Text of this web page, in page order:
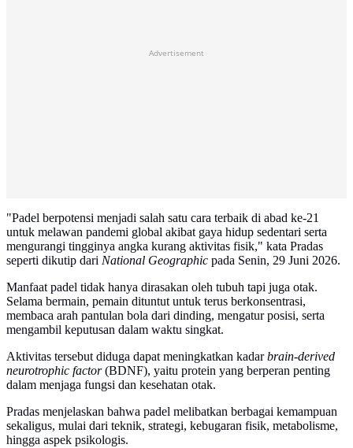
Advertisement
"Padel berpotensi menjadi salah satu cara terbaik di abad ke-21
untuk melawan pandemi global akibat gaya hidup sedentari serta
mengurangi tingginya angka kurang aktivitas fisik," kata Pradas
seperti dikutip dari National Geographic pada Senin, 29 Juni 2026.
Manfaat padel tidak hanya dirasakan oleh tubuh tapi juga otak.
Selama bermain, pemain dituntut untuk terus berkonsentrasi,
membaca arah pantulan bola dari dinding, mengatur posisi, serta
mengambil keputusan dalam waktu singkat.
Aktivitas tersebut diduga dapat meningkatkan kadarbrain-derived
neurotrophic factor(BDNF), yaitu protein yang berperan penting
dalam menjaga fungsi dan kesehatan otak.
Pradas menjelaskan bahwa padel melibatkan berbagai kemampuan
sekaligus, mulai dari teknik, strategi, kebugaran fisik, metabolisme,
hingga aspek psikologis.